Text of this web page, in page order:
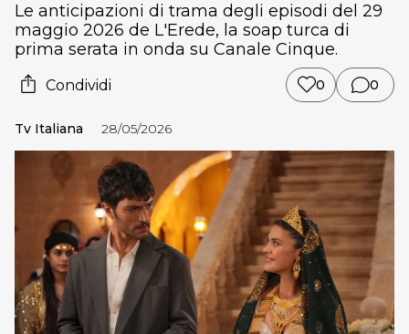
Le anticipazioni di trama degli episodi del 29
maggio 2026 de L'Erede, la soap turca di
prima serata in onda su Canale Cinque.
Condividi 0 0
Tv Italiana 28/05/2026